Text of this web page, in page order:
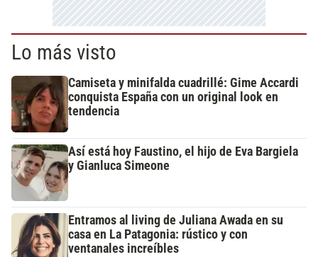
Lo más visto
Camiseta y minifalda cuadrillé: Gime Accardi
conquista España con un original look en
tendencia
Así está hoy Faustino, el hijo de Eva Bargiela
y Gianluca Simeone
Entramos al living de Juliana Awada en su
casa en La Patagonia: rústico y con
ventanales increíbles